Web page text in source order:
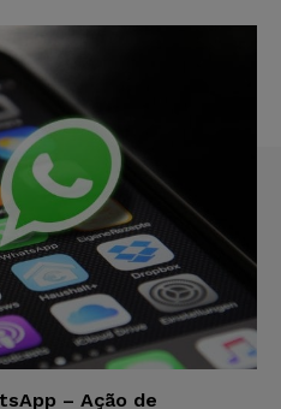
– Ação de